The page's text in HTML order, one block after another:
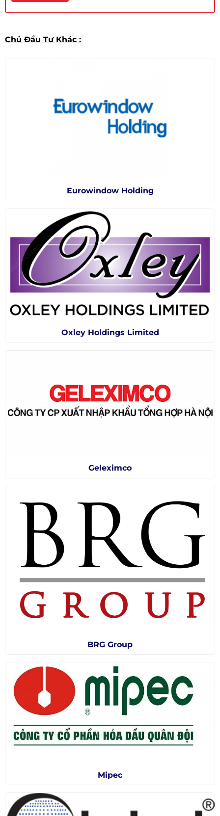
Chủ Đầu Tư Khác :
Eurowindow Holding
Oxley Holdings Limited
Geleximco
BRG Group
Mipec